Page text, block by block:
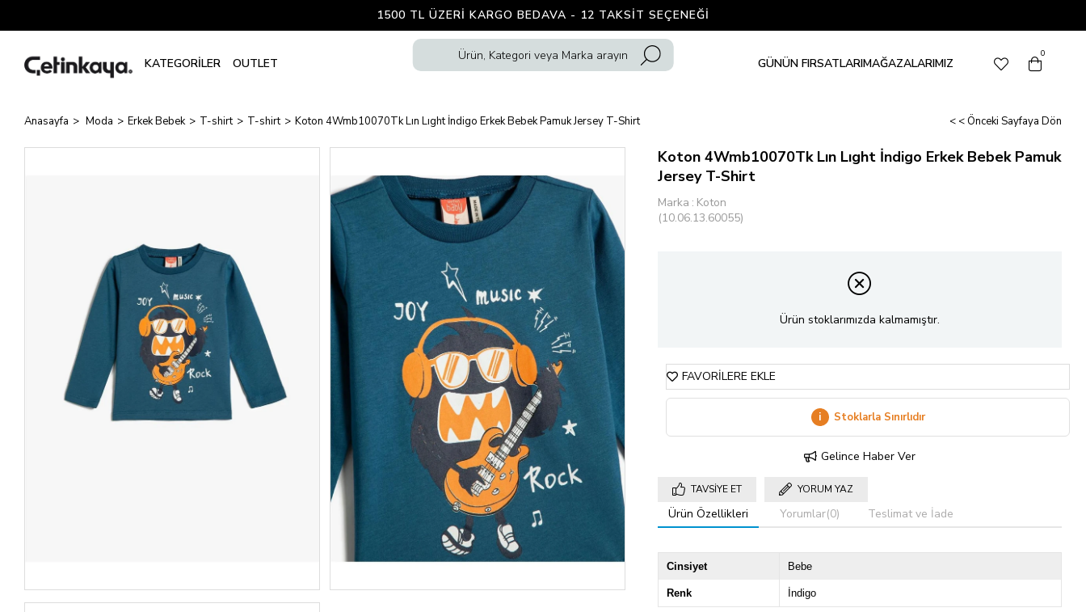
1500 TL ÜZERI KARGO BEDAVA - 12 TAKSIT SEÇENEĞI
GÜNÜN FIRSATLARIMAĞAZALARIMIZ
0
Anasayfa Moda Erkek Bebek T-shirt T-shirt Koton 4Wmb10070Tk Lın Lıght İndigo Erkek Bebek Pamuk Jersey T-Shirt < < Önceki Sayfaya Dön
Koton 4Wmb10070Tk Lın Lıght İndigo Erkek Bebek Pamuk
Jersey T-Shirt
Marka : Koton
(10.06.13.60055)
Ürün stoklarımızda kalmamıştır.
FAVORILERE EKLE
i Stoklarla Sınırlıdır
Gelince Haber Ver
TAVSIYE ET YORUM YAZ
Ürün Özellikleri Yorumlar(0) Teslimat ve İade
Cinsiyet Bebe
Renk İndigo